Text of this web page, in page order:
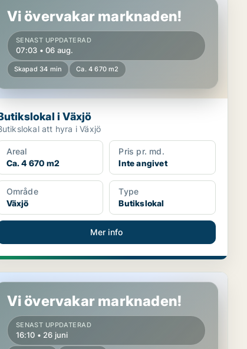
Vi övervakar marknaden!
SENAST UPPDATERAD
07:03 • 06 aug.
Skapad 34 min Ca. 4 670 m2
i Växjö
att hyra i Växjö
Areal
Ca. 4 670 m2
Pris pr. md.
Inte angivet
Område
Växjö
Type
Butikslokal
Mer info
i Växjö
Vi övervakar marknaden!
SENAST UPPDATERAD
16:10 • 26 juni